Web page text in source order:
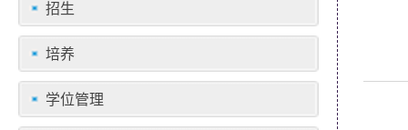
招生
培养
学位管理